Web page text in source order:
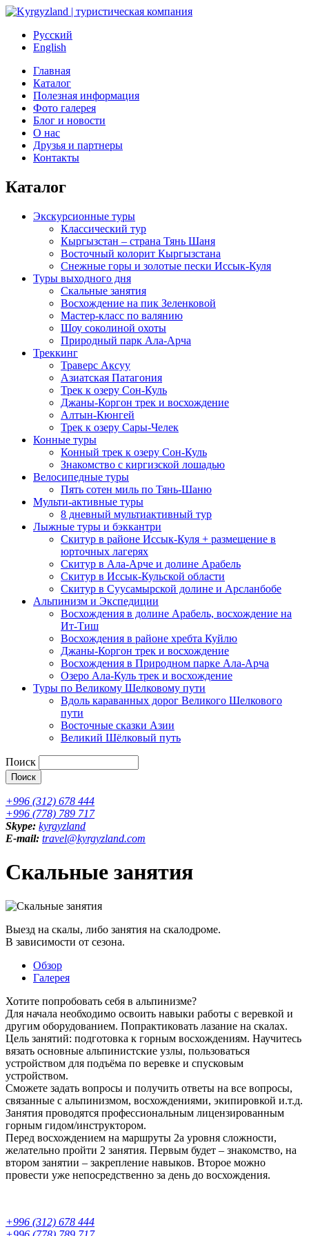
Русский
English
Главная
Каталог
Полезная информация
Фото галерея
Блог и новости
О нас
Друзья и партнеры
Контакты
Каталог
Экскурсионные туры
Классический тур
Кыргызстан – страна Тянь Шаня
Восточный колорит Кыргызстана
Снежные горы и золотые пески Иссык-Куля
Туры выходного дня
Скальные занятия
Восхождение на пик Зеленковой
Мастер-класс по валянию
Шоу соколиной охоты
Природный парк Ала-Арча
Треккинг
Траверс Аксуу
Азиатская Патагония
Трек к озеру Сон-Куль
Джаны-Коргон трек и восхождение
Алтын-Кюнгей
Трек к озеру Сары-Челек
Конные туры
Конный трек к озеру Сон-Куль
Знакомство с киргизской лошадью
Велосипедные туры
Пять сотен миль по Тянь-Шаню
Мульти-активные туры
8 дневный мультиактивный тур
Лыжные туры и бэккантри
Скитур в районе Иссык-Куля + размещение в
юрточных лагерях
Скитур в Ала-Арче и долине Арабель
Скитур в Иссык-Кульской области
Скитур в Суусамырской долине и Арсланбобе
Альпинизм и Экспедиции
Восхождения в долине Арабель, восхождение на
Ит-Тиш
Восхождения в районе хребта Куйлю
Джаны-Коргон трек и восхождение
Восхождения в Природном парке Ала-Арча
Озеро Ала-Куль трек и восхождение
Туры по Великому Шелковому пути
Вдоль караванных дорог Великого Шелкового
пути
Восточные сказки Азии
Великий Шёлковый путь
Поиск
+996 (312) 678 444
+996 (778) 789 717
Skype: kyrgyzland
E-mail: travel@kyrgyzland.com
Скальные занятия
Выезд на скалы, либо занятия на скалодроме.
В зависимости от сезона.
Обзор
Галерея
Хотите попробовать себя в альпинизме?
Для начала необходимо освоить навыки работы с веревкой и
другим оборудованием. Попрактиковать лазание на скалах.
Цель занятий: подготовка к горным восхождениям. Научитесь
вязать основные альпинистские узлы, пользоваться
устройством для подъёма по веревке и спусковым
устройством.
Сможете задать вопросы и получить ответы на все вопросы,
связанные с альпинизмом, восхождениями, экипировкой и.т.д.
Занятия проводятся профессиональным лицензированным
горным гидом/инструктором.
Перед восхождением на маршруты 2а уровня сложности,
желательно пройти 2 занятия. Первым будет – знакомство, на
втором занятии – закрепление навыков. Второе можно
провести уже непосредственно за день до восхождения.
+996 (312) 678 444